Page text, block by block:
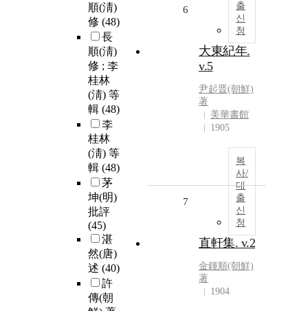
順(淸)
修 (48)
長
順(淸)
修 ; 李
桂林
(淸) 等
輯 (48)
李
桂林
(淸) 等
輯 (48)
茅
坤(明)
批評
(45)
湛
然(唐)
述 (40)
許
傳(朝
출
신
청
6
大東紀年.
v.5
尹起晋(朝鮮)
著
美華書館
1905
복
사/
대
출
신
청
7
直軒集. v.2
金鍾順(朝鮮)
著
1904